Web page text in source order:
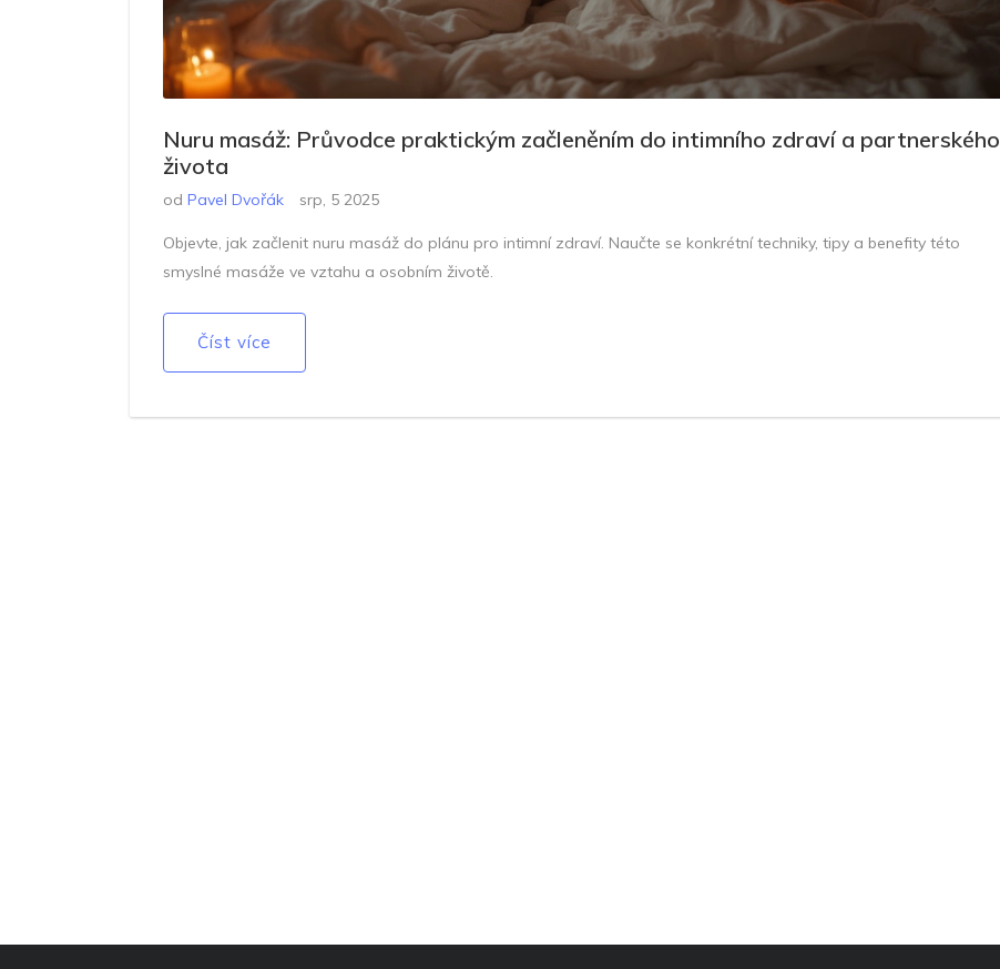
Nuru masáž: Průvodce praktickým začleněním do intimního zdraví a partnerského
života
od Pavel Dvořák srp, 5 2025
Objevte, jak začlenit nuru masáž do plánu pro intimní zdraví. Naučte se konkrétní techniky, tipy a benefity této
smyslné masáže ve vztahu a osobním životě.
Číst více